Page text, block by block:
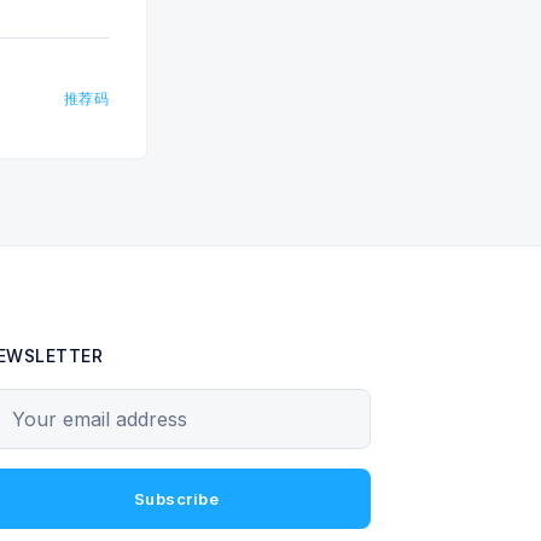
推荐码
Subscribe